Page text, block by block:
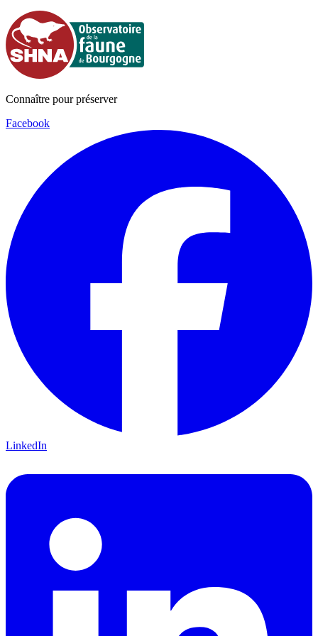
Connaître pour préserver
Facebook
LinkedIn